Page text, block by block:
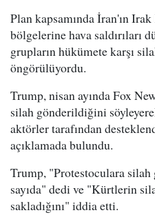
Plan kapsamında İran'ın Irak
bölgelerine hava saldırıları
grupların hükümete karşı
öngörülüyordu.
Trump, nisan ayında Fox
silah gönderildiğini
aktörler tarafından
açıklamada bulundu.
Trump, "Protestoculara
sayıda" dedi ve "Kürtlerin
sakladığını" iddia etti.